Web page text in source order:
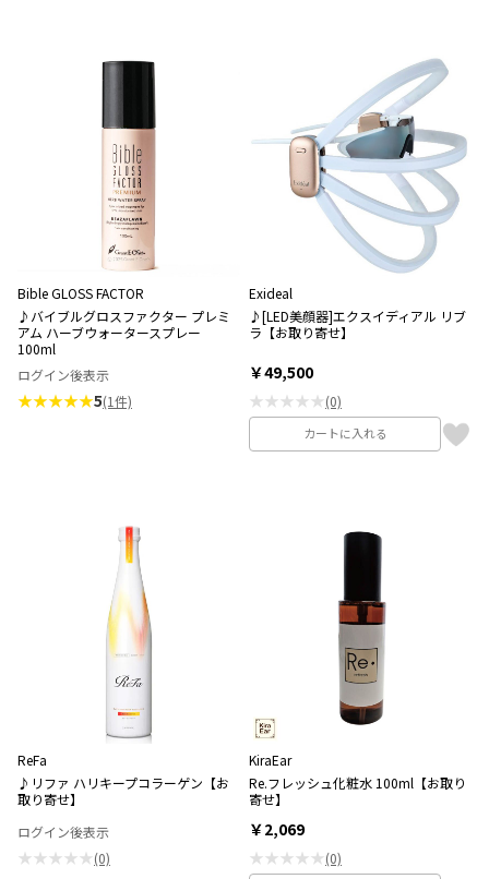
Bible GLOSS FACTOR
♪バイブルグロスファクター プレミ
アム ハーブウォータースプレー
100ml
ログイン後表示
★★★★★5(1件)
Exideal
♪[LED美顔器]エクスイディアル リブ
ラ【お取り寄せ】
￥49,500
★★★★★(0)
カートに入れる
ReFa
♪リファ ハリキープコラーゲン【お
取り寄せ】
ログイン後表示
★★★★★(0)
KiraEar
Re.フレッシュ化粧水 100ml【お取り
寄せ】
￥2,069
★★★★★(0)